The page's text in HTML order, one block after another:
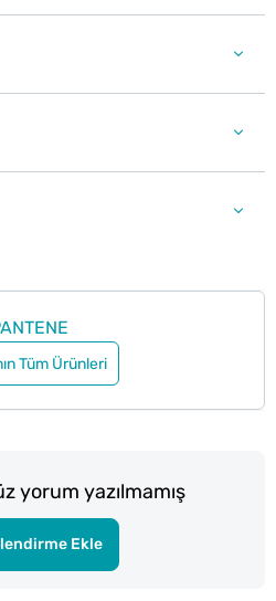
Tüm Ürünleri
yorum yazılmamış
Ekle